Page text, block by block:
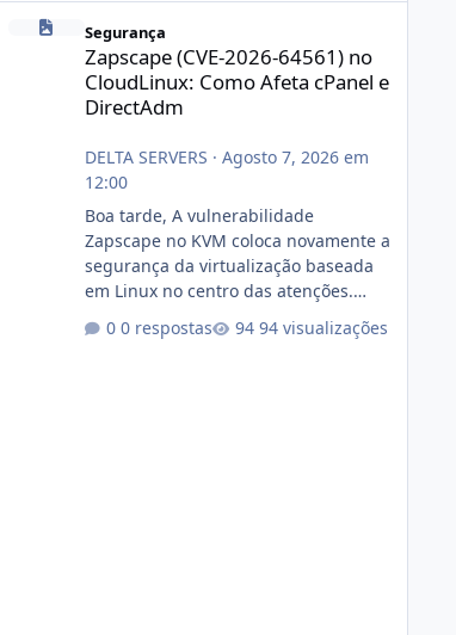
Zapscape (CVE-2026-64561) no CloudLinux: Como Afeta
Segurança
Zapscape (CVE-2026-64561) no
CloudLinux: Como Afeta cPanel e
DirectAdm
DELTA SERVERS · Agosto 7, 2026 em
12:00
Boa tarde, A vulnerabilidade
Zapscape no KVM coloca novamente a
segurança da virtualização baseada
em Linux no centro das atenções.
https://cloudlinux.statuspage.io/incid
ents/dlrxjx23zz5f Criamos uma breve
0 respostas 94 visualizações